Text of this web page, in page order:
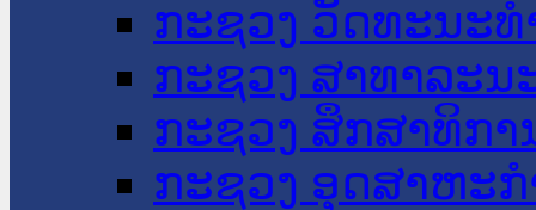
ກະຊວງ ວັດທະນະ
ກະຊວງ ສາທາລະນ
ກະຊວງ ສຶກສາທິກາ
ກະຊວງ ອຸດສາຫະ